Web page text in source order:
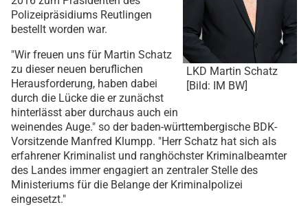
LKD Martin Schatz
[Bild: IM BW]
Polizeipräsidiums Reutlingen
bestellt worden war.
"Wir freuen uns für Martin Schatz
zu dieser neuen beruflichen
Herausforderung, haben dabei
durch die Lücke die er zunächst
hinterlässt aber durchaus auch ein
weinendes Auge." so der baden-württembergische BDK-
Vorsitzende Manfred Klumpp. "Herr Schatz hat sich als
erfahrener Kriminalist und ranghöchster Kriminalbeamter
des Landes immer engagiert an zentraler Stelle des
Ministeriums für die Belange der Kriminalpolizei
eingesetzt."